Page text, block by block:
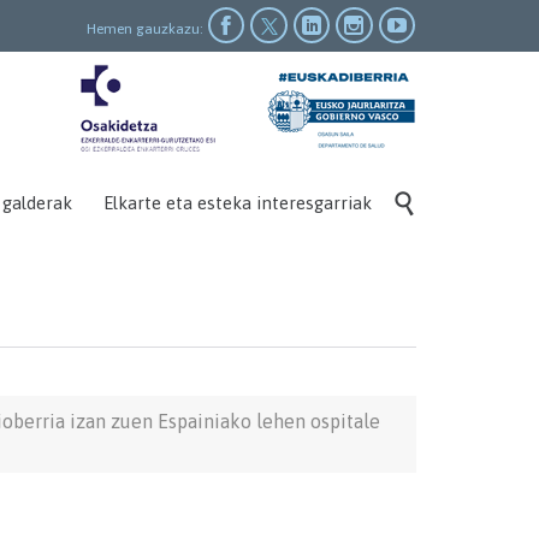
Hemen gauzkazu:    
Elkarte eta esteka interesgarriak 
izan zuen Espainiako lehen ospitale